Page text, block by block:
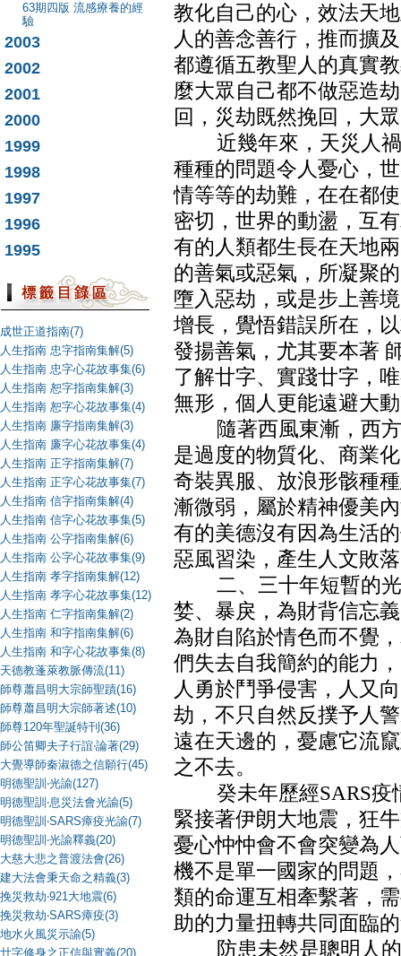
63期四版 流感療養的經
驗
2003
2002
2001
2000
1999
1998
1997
1996
1995
成世正道指南(7)
人生指南 忠字指南集解(5)
人生指南 忠字心花故事集(6)
人生指南 恕字指南集解(3)
人生指南 恕字心花故事集(4)
人生指南 廉字指南集解(3)
人生指南 廉字心花故事集(4)
人生指南 正字指南集解(7)
人生指南 正字心花故事集(7)
人生指南 信字指南集解(4)
人生指南 信字心花故事集(5)
人生指南 公字指南集解(6)
人生指南 公字心花故事集(9)
人生指南 孝字指南集解(12)
人生指南 孝字心花故事集(12)
人生指南 仁字指南集解(2)
人生指南 和字指南集解(6)
人生指南 和字心花故事集(8)
天德教蓬萊教脈傳流(11)
師尊蕭昌明大宗師聖蹟(16)
師尊蕭昌明大宗師著述(10)
師尊120年聖誕特刊(36)
師公笛卿夫子行誼‧論著(29)
大覺導師秦淑德之信願行(45)
明德聖訓‧光諭(127)
明德聖訓‧息災法會光諭(5)
明德聖訓‧SARS瘴疫光諭(7)
明德聖訓‧光諭釋義(20)
大慈大悲之普渡法會(26)
建大法會秉天命之精義(3)
挽災救劫‧921大地震(6)
挽災救劫‧SARS瘴疫(3)
地水火風災示諭(5)
廿字修身之正信與實義(20)
教化自己的心，效法天
人的善念善行，推而擴
都遵循五教聖人的真實
麼大眾自己都不做惡造
回，災劫既然挽回，大
近幾年來，天災人禍
種種的問題令人憂心，
情等等的劫難，在在都
密切，世界的動盪，互
有的人類都生長在天地
的善氣或惡氣，所凝聚
墮入惡劫，或是步上善
增長，覺悟錯誤所在，
發揚善氣，尤其要本著
了解廿字、實踐廿字，
無形，個人更能遠避大
隨著西風東漸，西方
是過度的物質化、商業
奇裝異服、放浪形骸種
漸微弱，屬於精神優美
有的美德沒有因為生活
惡風習染，產生人文敗
二、三十年短暫的光
婪、暴戾，為財背信忘
為財自陷於情色而不覺
們失去自我簡約的能力
人勇於鬥爭侵害，人又
劫，不只自然反撲予人
遠在天邊的，憂慮它流
之不去。
癸未年歷經SARS疫
緊接著伊朗大地震，狂
憂心忡忡會不會突變為
機不是單一國家的問題
類的命運互相牽繫著，
助的力量扭轉共同面臨
防患未然是聰明人的